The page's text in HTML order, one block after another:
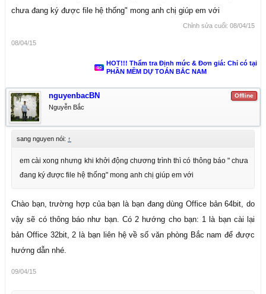
chưa đang ký được file hệ thống" mong anh chị giúp em với
Chỉnh sửa cuối: 08/04/15
08/04/15
HOT!!! Thẩm tra Định mức & Đơn giá: Chỉ có tại
PHẦN MỀM DỰ TOÁN BẮC NAM
Offline
nguyenbacBN
Nguyễn Bắc
sang nguyen nói: ↑
em cài xong nhưng khi khởi động chương trình thì có thông báo " chưa
đang ký được file hệ thống" mong anh chị giúp em với
Chào bạn, trường hợp của bạn là bạn đang dùng Office bản 64bit, do
vậy sẽ có thông báo như bạn. Có 2 hướng cho bạn: 1 là bạn cài lại
bản Office 32bit, 2 là bạn liên hệ về số văn phòng Bắc nam để được
hướng dẫn nhé.
09/04/15